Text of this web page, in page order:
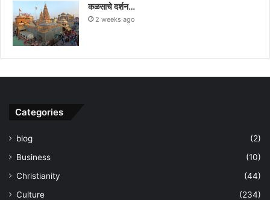
कळसाचे दर्शन…
2 weeks ago
Categories
blog
(2)
Business
(10)
Christianity
(44)
Culture
(234)